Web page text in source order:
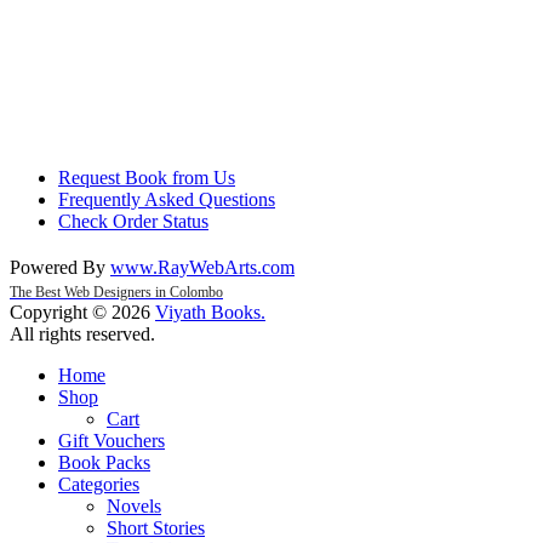
Request Book from Us
Frequently Asked Questions
Check Order Status
Powered By www.RayWebArts.com
The Best Web Designers in Colombo
Copyright © 2026 Viyath Books.
All rights reserved.
Home
Shop
Cart
Gift Vouchers
Book Packs
Categories
Novels
Short Stories